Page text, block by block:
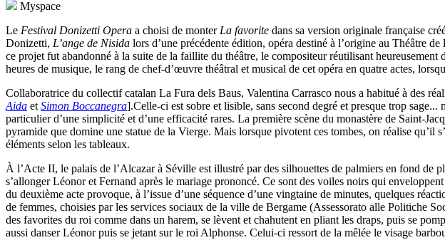
Myspace
Le Festival Donizetti Opera a choisi de monter La favorite dans sa version originale française
Donizetti, L’ange de Nisida lors d’une précédente édition, opéra destiné à l’origine au Théâtre
ce projet fut abandonné à la suite de la faillite du théâtre, le compositeur réutilisant heureusement
heures de musique, le rang de chef-d’œuvre théâtral et musical de cet opéra en quatre actes,
Collaboratrice du collectif catalan La Fura dels Baus, Valentina Carrasco nous a habitué à des
Aida et Simon Boccanegra].Celle-ci est sobre et lisible, sans second degré et presque trop
particulier d’une simplicité et d’une efficacité rares. La première scène du monastère de Saint-
pyramide que domine une statue de la Vierge. Mais lorsque pivotent ces tombes, on réalise qu’il
éléments selon les tableaux.
À l’Acte II, le palais de l’Alcazar à Séville est illustré par des silhouettes de palmiers en fond
s’allonger Léonor et Fernand après le mariage prononcé. Ce sont des voiles noirs qui
du deuxième acte provoque, à l’issue d’une séquence d’une vingtaine de minutes, quelques
de femmes, choisies par les services sociaux de la ville de Bergame (Assessorato alle Politiche
des favorites du roi comme dans un harem, se lèvent et chahutent en pliant les draps, puis se
aussi danser Léonor puis se jetant sur le roi Alphonse. Celui-ci ressort de la mêlée le visage